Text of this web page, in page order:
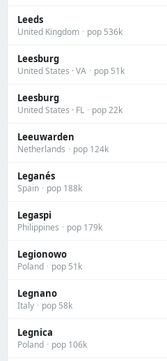
Leeds
United Kingdom · pop 536k
Leesburg
United States · VA · pop 51k
Leesburg
United States · FL · pop 22k
Leeuwarden
Netherlands · pop 124k
Leganés
Spain · pop 188k
Legaspi
Philippines · pop 179k
Legionowo
Poland · pop 51k
Legnano
Italy · pop 58k
Legnica
Poland · pop 106k